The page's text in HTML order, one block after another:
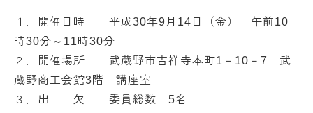
１．開催日時 平成30年9月14日（金） 午前10
時30分～11時30分
２．開催場所 武蔵野市吉祥寺本町1－10－7 武
蔵野商工会館3階 講座室
３．出 欠 委員総数 5名